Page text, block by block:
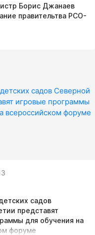
Борис Джанаев
правительтва РСО-
садов
представят
для обучения на
форуме